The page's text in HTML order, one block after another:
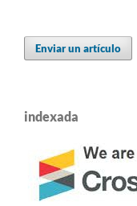
Enviar un artículo
indexada